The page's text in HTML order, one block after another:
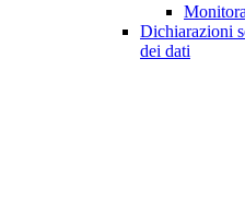
Dichiarazioni
dei dati